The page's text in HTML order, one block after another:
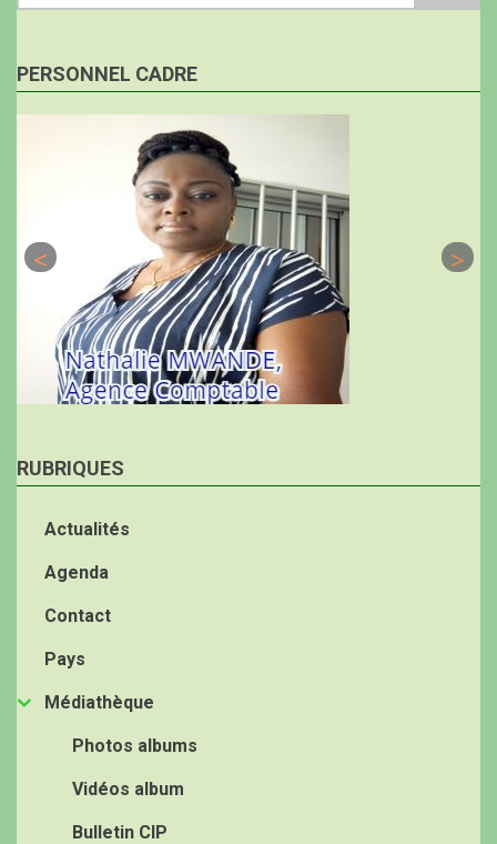
PERSONNEL CADRE
RUBRIQUES
Actualités
Agenda
Contact
Pays
Médiathèque
Photos albums
Vidéos album
Bulletin CIP